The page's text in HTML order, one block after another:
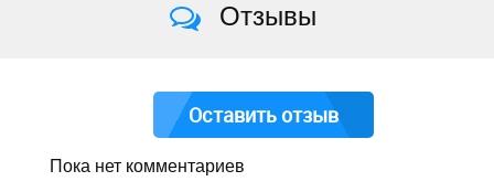
Отзывы
Оставить отзыв
Пока нет комментариев